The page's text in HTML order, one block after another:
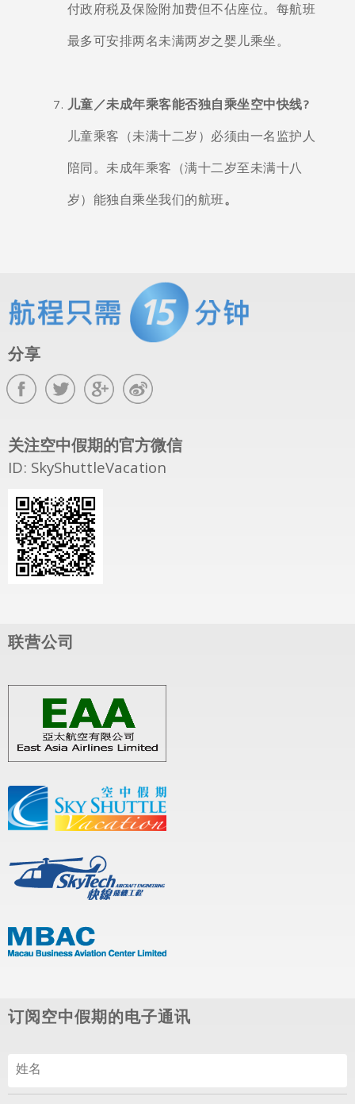
付政府税及保险附加费但不佔座位。每航班
最多可安排两名未满两岁之婴儿乘坐。
儿童／未成年乘客能否独自乘坐空中快线?
儿童乘客（未满十二岁）必须由一名监护人
陪同。未成年乘客（满十二岁至未满十八
岁）能独自乘坐我们的航班。
分享
关注空中假期的官方微信
ID: SkyShuttleVacation
联营公司
订阅空中假期的电子通讯